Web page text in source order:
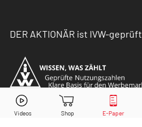
Novartis Aktie jetzt handeln?
DER AKTIONÄR ist IVW-geprüft